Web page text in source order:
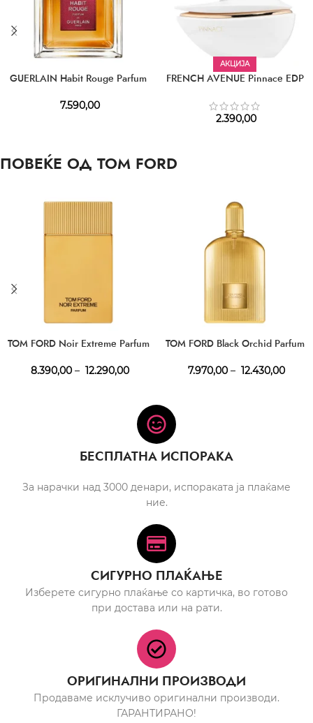
GUERLAIN Habit Rouge Parfum
7.590,00
АКЦИЈА
FRENCH AVENUE Pinnace EDP
2.390,00
ПОВЕЌЕ ОД TOM FORD
TOM FORD Noir Extreme Parfum
8.390,00 – 12.290,00
TOM FORD Black Orchid Parfum
7.970,00 – 12.430,00
БЕСПЛАТНА ИСПОРАКА
За нарачки над 3000 денари, испораката ја плаќаме
ние.
СИГУРНО ПЛАЌАЊЕ
Изберете сигурно плаќање со картичка, во готово
при достава или на рати.
ОРИГИНАЛНИ ПРОИЗВОДИ
Продаваме исклучиво оригинални производи.
ГАРАНТИРАНО!